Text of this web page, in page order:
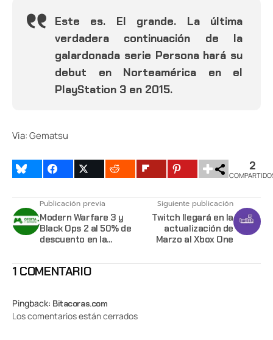
Este es. El grande. La última
verdadera continuación de la
galardonada serie Persona hará su
debut en Norteamérica en el
PlayStation 3 en 2015.
Via:Gematsu
2
Publicación previa
Modern Warfare 3 y
Black Ops 2 al 50% de
descuento en la
Siguiente publicación
Twitch llegará en la
actualización de
Marzo al Xbox One
1 COMENTARIO
Pingback: Bitacoras.com
Los comentarios están cerrados